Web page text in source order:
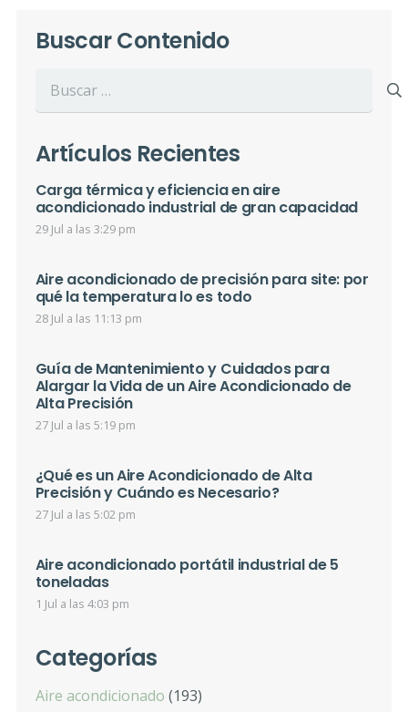
Buscar Contenido
Buscar:
Artículos Recientes
Carga térmica y eficiencia en aire
acondicionado industrial de gran capacidad
29 Jul a las 3:29 pm
Aire acondicionado de precisión para site: por
qué la temperatura lo es todo
28 Jul a las 11:13 pm
Guía de Mantenimiento y Cuidados para
Alargar la Vida de un Aire Acondicionado de
Alta Precisión
27 Jul a las 5:19 pm
¿Qué es un Aire Acondicionado de Alta
Precisión y Cuándo es Necesario?
27 Jul a las 5:02 pm
Aire acondicionado portátil industrial de 5
toneladas
1 Jul a las 4:03 pm
Categorías
Aire acondicionado (193)